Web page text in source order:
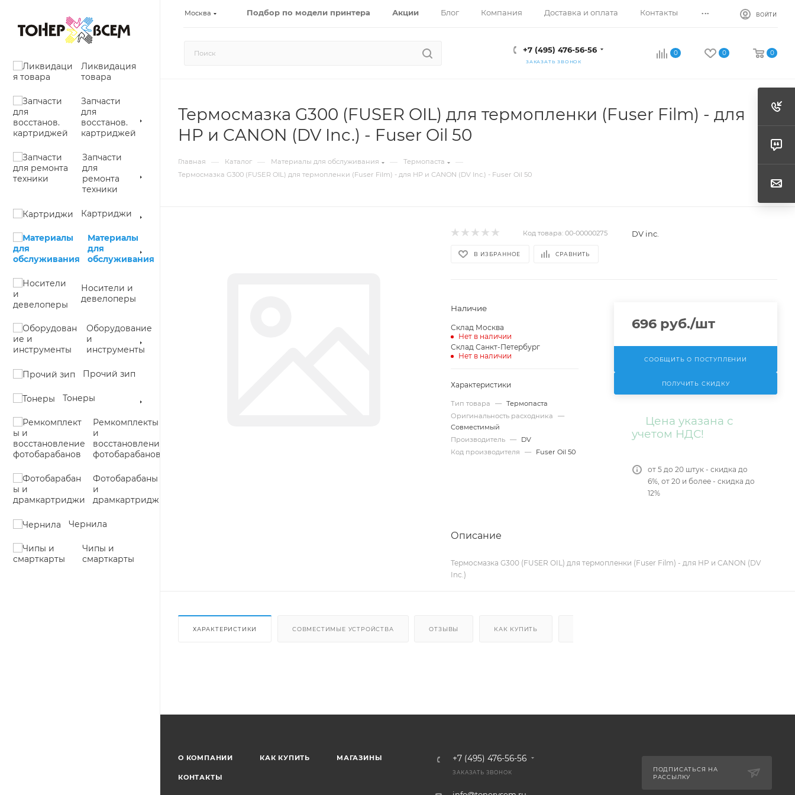
Москва Подбор по модели принтера Акции Блог Компания Доставка и оплата Контакты ... ВОЙТИ
+7 (495) 476-56-56
ЗАКАЗАТЬ ЗВОНОК
0 0 0
Ликвидация
товара
Запчасти
для
восстанов.
картриджей
Запчасти
для
ремонта
техники
Картриджи
Материалы
для
обслуживания
Носители и
девелоперы
Оборудование
и
инструменты
Прочий зип
Тонеры
Ремкомплекты
и
восстановление
фотобарабанов
Фотобарабаны
и
драмкартриджи
Чернила
Чипы и
смарткарты
Термосмазка G300 (FUSER OIL) для термопленки (Fuser Film) - для
HP и CANON (DV Inc.) - Fuser Oil 50
Главная — Каталог — Материалы для обслуживания — Термопаста —
Термосмазка G300 (FUSER OIL) для термопленки (Fuser Film) - для HP и CANON (DV Inc.) - Fuser Oil 50
Код товара: 00-00000275 DV inc.
В ИЗБРАННОЕ СРАВНИТЬ
Наличие
Склад Москва
Нет в наличии
Склад Санкт-Петербург
Нет в наличии
Характеристики
Тип товара —
Термопаста
Оригинальность расходника
—
Совместимый
Производитель
—
DV
Код производителя
— Fuser Oil 50
696 руб./шт
СООБЩИТЬ О ПОСТУПЛЕНИИ
ПОЛУЧИТЬ СКИДКУ
Цена указана с
учетом НДС!
от 5 до 20 штук - скидка до
6%, от 20 и более - скидка до
12%
Описание
Термосмазка G300 (FUSER OIL) для термопленки (Fuser Film) - для HP и CANON (DV
Inc.)
ХАРАКТЕРИСТИКИ СОВМЕСТИМЫЕ УСТРОЙСТВА ОТЗЫВЫ КАК КУПИТЬ
О КОМПАНИИ КАК КУПИТЬ МАГАЗИНЫ
КОНТАКТЫ
+7 (495) 476-56-56
ЗАКАЗАТЬ ЗВОНОК
ПОДПИСАТЬСЯ НА
РАССЫЛКУ